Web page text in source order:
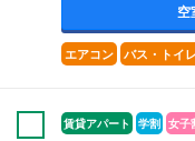
エアコン バス・トイ
賃貸アパート 学割 女子